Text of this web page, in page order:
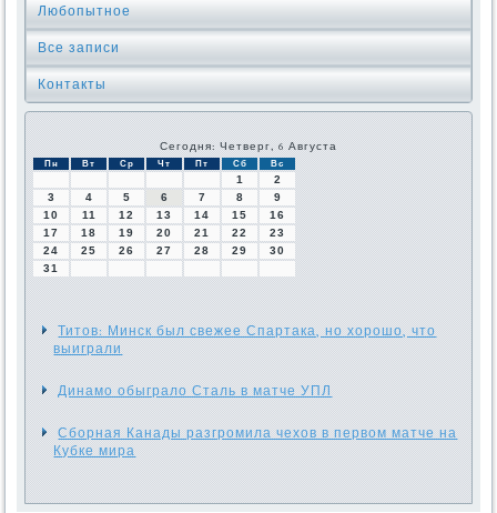
Любопытное
Все записи
Контакты
Сегодня: Четверг, 6 Августа
Пн Вт Ср Чт Пт Сб Вс
1
2
3
4 5 6 7 8
9
10
11 12 13 14 15
16
17
18 19 20 21 22
23
24
25 26 27 28 29
30
31
Титов: Минск был свежее Спартака, но хорошо, что
выиграли
Динамо обыграло Сталь в матче УПЛ
Сборная Канады разгромила чехов в первом матче на
Кубке мира